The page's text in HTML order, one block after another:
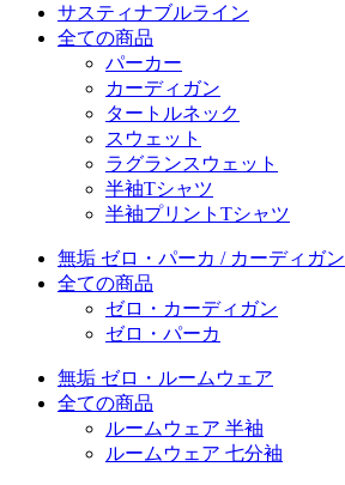
サスティナブルライン
全ての商品
パーカー
カーディガン
タートルネック
スウェット
ラグランスウェット
半袖Tシャツ
半袖プリントTシャツ
無垢 ゼロ・パーカ / カーディガン
全ての商品
ゼロ・カーディガン
ゼロ・パーカ
無垢 ゼロ・ルームウェア
全ての商品
ルームウェア 半袖
ルームウェア 七分袖